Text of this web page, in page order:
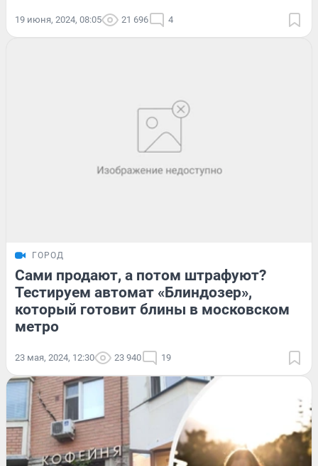
19 июня, 2024, 08:05 21 696 4
ГОРОД
Сами продают, а потом штрафуют?
Тестируем автомат «Блиндозер»,
который готовит блины в московском
метро
23 мая, 2024, 12:30 23 940 19